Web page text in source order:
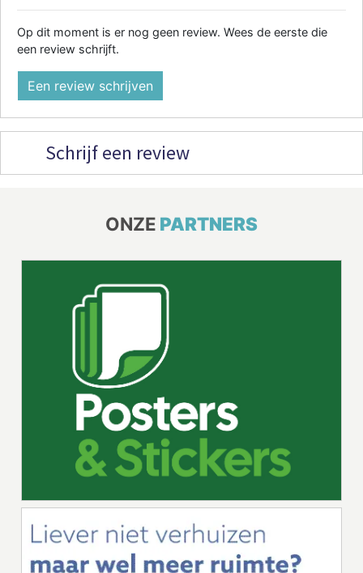
Op dit moment is er nog geen review. Wees de eerste die
een review schrijft.
Een review schrijven
Schrijf een review
ONZE PARTNERS